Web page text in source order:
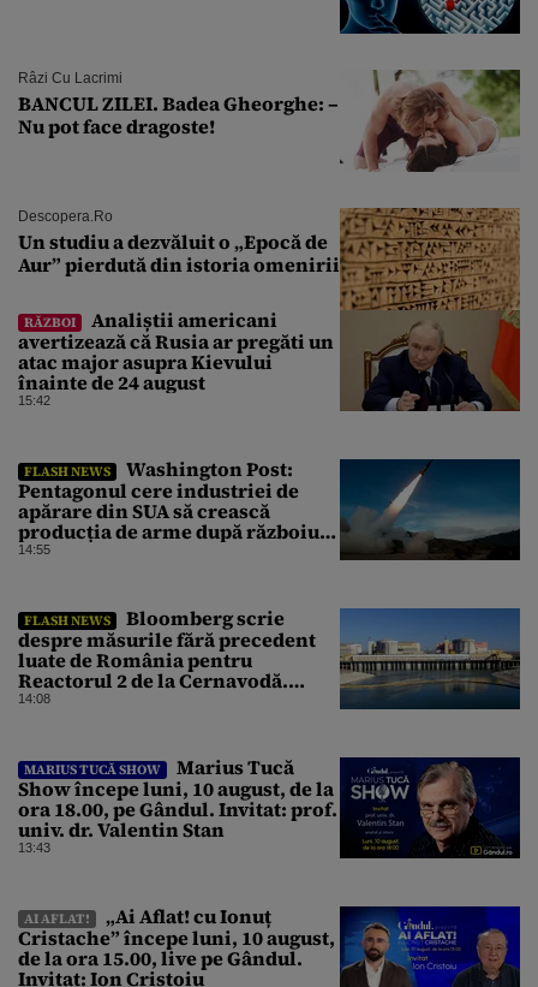
Râzi Cu Lacrimi
BANCUL ZILEI. Badea Gheorghe: –
Nu pot face dragoste!
Descopera.ro
Un studiu a dezvăluit o „Epocă de
Aur” pierdută din istoria omenirii
RĂZBOI
Analiștii americani
avertizează că Rusia ar pregăti un
atac major asupra Kievului
înainte de 24 august
15:42
FLASH NEWS
Washington Post:
Pentagonul cere industriei de
apărare din SUA să crească
producția de arme după războiul
cu Iranul
14:55
FLASH NEWS
Bloomberg scrie
despre măsurile fără precedent
luate de România pentru
Reactorul 2 de la Cernavodă.
Operațiunea a mai câștigat nouă
14:08
MARIUS TUCĂ SHOW
Marius Tucă
Show începe luni, 10 august, de la
ora 18.00, pe Gândul. Invitat: prof.
univ. dr. Valentin Stan
13:43
AI AFLAT!
„Ai Aflat! cu Ionuț
Cristache” începe luni, 10 august,
de la ora 15.00, live pe Gândul.
Invitat: Ion Cristoiu